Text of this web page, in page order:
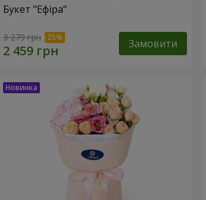
Букет "Ефіра"
3 279 грн Замовити